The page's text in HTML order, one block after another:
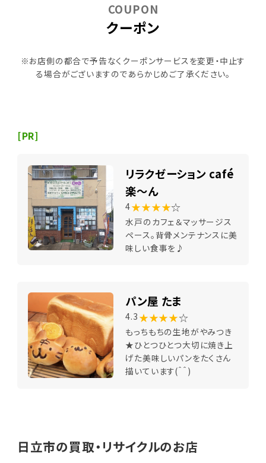
クーポン
COUPON
※お店側の都合で予告なくクーポンサービスを変更・中止す
る場合がございますのであらかじめご了承ください。
[PR]
リラクゼーション café
楽～ん
4★★★★☆
水戸のカフェ＆マッサージス
ペース。背骨メンテナンスに美
味しい食事を♪
パン屋 たま
4.3 ★★★★☆
もっちもちの生地がやみつき
★ひとつひとつ大切に焼き上
げた美味しいパンをたくさん
描いています(＾＾)
日立市の買取・リサイクルのお店